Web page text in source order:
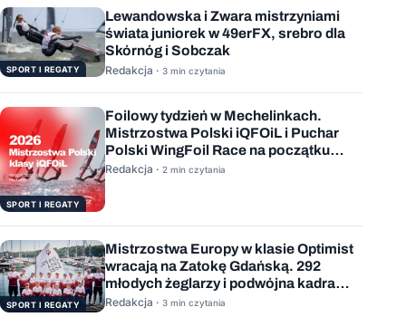
SPORT I REGATY
Lewandowska i Zwara mistrzyniami
świata juniorek w 49erFX, srebro dla
Skórnóg i Sobczak
Redakcja · 3 min czytania
SPORT I REGATY
Foilowy tydzień w Mechelinkach.
Mistrzostwa Polski iQFOiL i Puchar
Polski WingFoil Race na początku
sierpnia
Redakcja · 2 min czytania
SPORT I REGATY
Mistrzostwa Europy w klasie Optimist
wracają na Zatokę Gdańską. 292
młodych żeglarzy i podwójna kadra
Polski
Redakcja · 3 min czytania